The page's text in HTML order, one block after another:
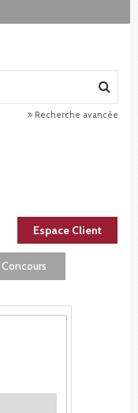
Recherche avancée
Espace Client
Concours